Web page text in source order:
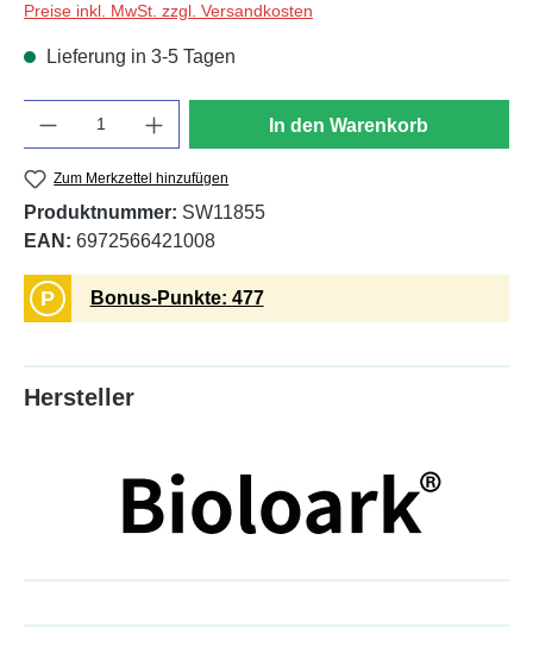
Preise inkl. MwSt. zzgl. Versandkosten
Lieferung in 3-5 Tagen
In den Warenkorb
Zum Merkzettel hinzufügen
Produktnummer: SW11855
EAN: 6972566421008
P Bonus-Punkte: 477
Hersteller